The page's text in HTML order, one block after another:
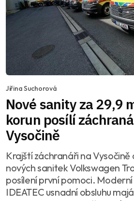
Jiřina Suchorová
Nové sanity za 29,9
korun posílí
Vysočině
Krajští záchranáři na Vysočině
nových sanitek Volkswagen
posílení první pomoci.
IDEATEC usnadní obsluhu